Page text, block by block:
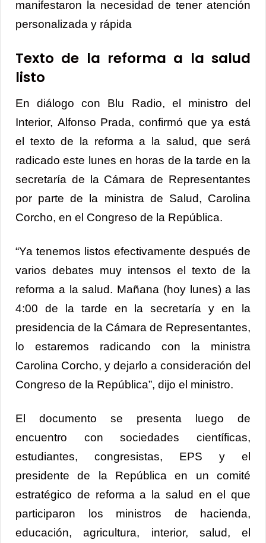
manifestaron la necesidad de tener atención
personalizada y rápida
Texto de la reforma a la salud
listo
En diálogo con Blu Radio, el ministro del
Interior, Alfonso Prada, confirmó que ya está
el texto de la reforma a la salud, que será
radicado este lunes en horas de la tarde en la
secretaría de la Cámara de Representantes
por parte de la ministra de Salud, Carolina
Corcho, en el Congreso de la República.
“Ya tenemos listos efectivamente después de
varios debates muy intensos el texto de la
reforma a la salud. Mañana (hoy lunes) a las
4:00 de la tarde en la secretaría y en la
presidencia de la Cámara de Representantes,
lo estaremos radicando con la ministra
Carolina Corcho, y dejarlo a consideración del
Congreso de la República”, dijo el ministro.
El documento se presenta luego de
encuentro con sociedades científicas,
estudiantes, congresistas, EPS y el
presidente de la República en un comité
estratégico de reforma a la salud en el que
participaron los ministros de hacienda,
educación, agricultura, interior, salud, el